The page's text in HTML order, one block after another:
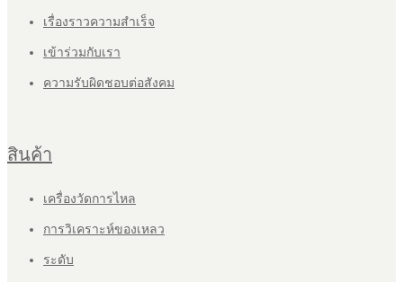
เรื่องราวความสำเร็จ
เข้าร่วมกับเรา
ความรับผิดชอบต่อสังคม
สินค้า
เครื่องวัดการไหล
การวิเคราะห์ของเหลว
ระดับ